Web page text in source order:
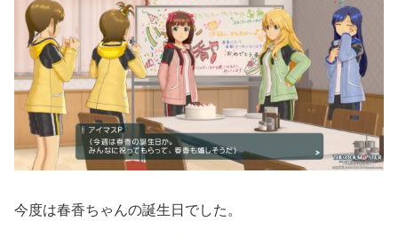
今度は春香ちゃんの誕生日でした。